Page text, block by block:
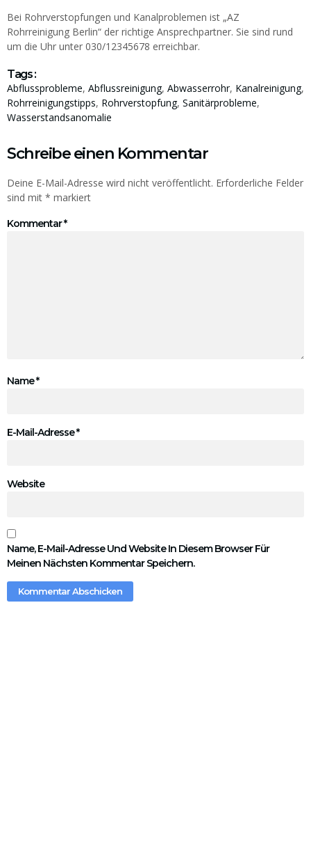
Bei Rohrverstopfungen und Kanalproblemen ist „AZ
Rohrreinigung Berlin“ der richtige Ansprechpartner. Sie sind rund
um die Uhr unter 030/12345678 erreichbar.
Tags :
Abflussprobleme, Abflussreinigung, Abwasserrohr, Kanalreinigung,
Rohrreinigungstipps, Rohrverstopfung, Sanitärprobleme,
Wasserstandsanomalie
Schreibe einen Kommentar
Deine E-Mail-Adresse wird nicht veröffentlicht. Erforderliche Felder
sind mit * markiert
Kommentar*
Name*
E-Mail-Adresse*
Website
Name, E-Mail-Adresse Und Website In Diesem Browser Für
Meinen Nächsten Kommentar Speichern.